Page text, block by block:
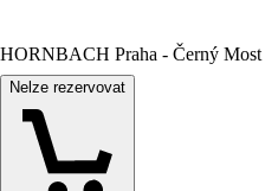
HORNBACH Praha - Černý Most
Nelze rezervovat